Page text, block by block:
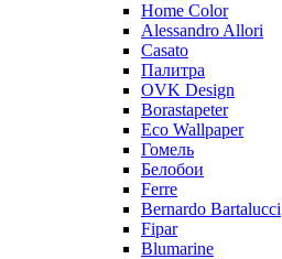
Home Color
Alessandro Allori
Casato
Палитра
OVK Design
Borastapeter
Eco Wallpaper
Гомель
Белобои
Ferre
Bernardo Bartalucci
Fipar
Blumarine